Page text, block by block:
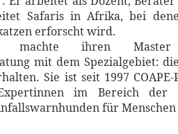
Safaris in Afrika, bei
erforscht wird.
machte ihren
mit dem Spezialgebiet:
Sie ist seit 1997
im Bereich der
für